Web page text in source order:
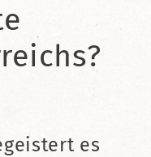
es